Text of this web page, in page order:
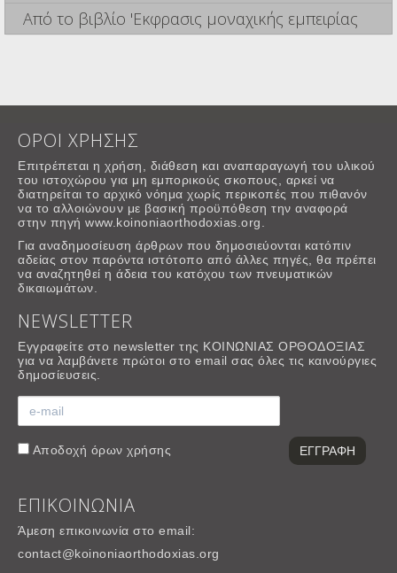
Από το βιβλίο 'Εκφρασις μοναχικής εμπειρίας
ΟΡΟΙ ΧΡΗΣΗΣ
Επιτρέπεται η χρήση, διάθεση και αναπαραγωγή του υλικού
του ιστοχώρου για μη εμπορικούς σκοπους, αρκεί να
διατηρείται το αρχικό νόημα χωρίς περικοπές που πιθανόν
να το αλλοιώνουν με βασική προϋπόθεση την αναφορά
στην πηγή www.koinoniaorthodoxias.org.
Για αναδημοσίευση άρθρων που δημοσιεύονται κατόπιν
αδείας στον παρόντα ιστότοπο από άλλες πηγές, θα πρέπει
να αναζητηθεί η άδεια του κατόχου των πνευματικών
δικαιωμάτων.
NEWSLETTER
Εγγραφείτε στο newsletter της ΚΟΙΝΩΝΙΑΣ ΟΡΘΟΔΟΞΙΑΣ
για να λαμβάνετε πρώτοι στο email σας όλες τις καινούργιες
δημοσίευσεις.
Αποδοχή όρων χρήσης
ΕΠΙΚΟΙΝΩΝΙΑ
Άμεση επικοινωνία στο email:
contact@koinoniaorthodoxias.org